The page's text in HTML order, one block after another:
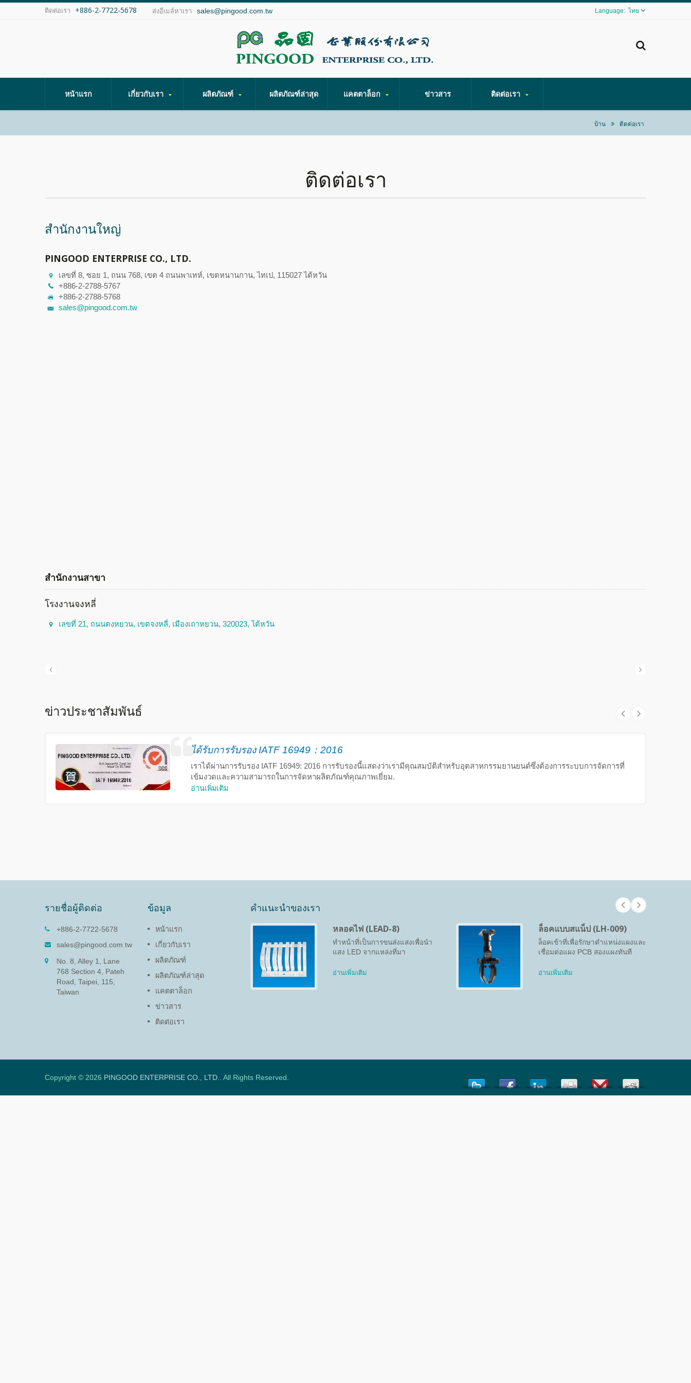
ติดต่อเรา +886-2-7722-5678 ส่งอีเมล์หาเรา sales@pingood.com.tw ไทย
หน้าแรก เกี่ยวกับเรา ผลิตภัณฑ์ ผลิตภัณฑ์ล่าสุด แคตตาล็อก ข่าวสาร ติดต่อเรา
บ้าน ติดต่อเรา
ติดต่อเรา
สำนักงานใหญ่
PINGOOD ENTERPRISE CO., LTD.
เลขที่ 8, ซอย 1, ถนน 768, เขต 4 ถนนพาเทห์, เขตหนานกาน, ไทเป, 115027 ไต้หวัน
+886-2-2788-5767
+886-2-2788-5768
sales@pingood.com.tw
สำนักงานสาขา
โรงงานจงหลี่
เลขที่ 21, ถนนตงหยวน, เขตจงหลี่, เมืองเถาหยวน, 320023, ไต้หวัน
ข่าวประชาสัมพันธ์
ได้รับการรับรอง IATF 16949：2016
เราได้ผ่านการรับรอง IATF 16949: 2016 การรับรองนี้แสดงว่าเรามีคุณสมบัติสำหรับอุตสาหกรรมยานยนต์ซึ่งต้องการระบบการจัดการที่
เข้มงวดและความสามารถในการจัดหาผลิตภัณฑ์คุณภาพเยี่ยม.
อ่านเพิ่มเติม
รายชื่อผู้ติดต่อ
+886-2-7722-5678
sales@pingood.com.tw
No. 8, Alley 1, Lane
768 Section 4, Pateh
Road, Taipei, 115,
Taiwan
ข้อมูล
หน้าแรก
เกี่ยวกับเรา
ผลิตภัณฑ์
ผลิตภัณฑ์ล่าสุด
แคตตาล็อก
ข่าวสาร
ติดต่อเรา
คำแนะนำของเรา
ดัมเปอร์หมุน (PG-13)
ฟังก์ชันของดัมเปอร์หมุนคือการ
บอบบางและยืดอายุผลิตภัณฑ์โดย
การลดความเร็วเพื่อป้องกันความ
เสียหายจากการปิดฝาและแผงเข้า
หลอดไฟ (LEAD-8)
ทำหน้าที่เป็นการขนส่งแสงเพื่อนำ
แสง LED จากแหล่งที่มา
อ่านเพิ่มเติม
ล็อคแบบสแน็ป (LH-009)
ล็อคเข้าที่เพื่อรักษาตำแหน่งแผงและ
เชื่อมต่อแผง PCB สองแผงทันที
อ่านเพิ่มเติม
Copyright © 2026 PINGOOD ENTERPRISE CO., LTD.. All Rights Reserved.